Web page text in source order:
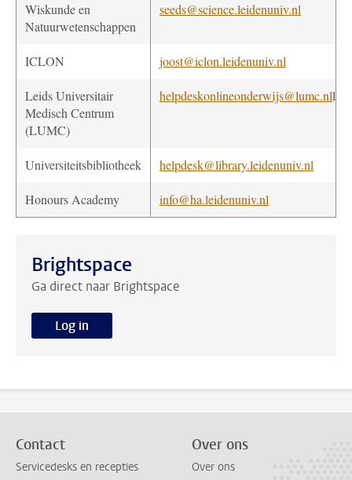
Wiskunde en
Natuurwetenschappen
seeds@science.leidenuniv.nl
ICLON joost@iclon.leidenuniv.nl
Leids Universitair
Medisch Centrum
(LUMC)
helpdeskonlineonderwijs@lumc.nll
Universiteitsbibliotheek helpdesk@library.leidenuniv.nl
Honours Academy info@ha.leidenuniv.nl
Brightspace
Ga direct naar Brightspace
Log in
Contact
Servicedesks en recepties
Over ons
Over ons